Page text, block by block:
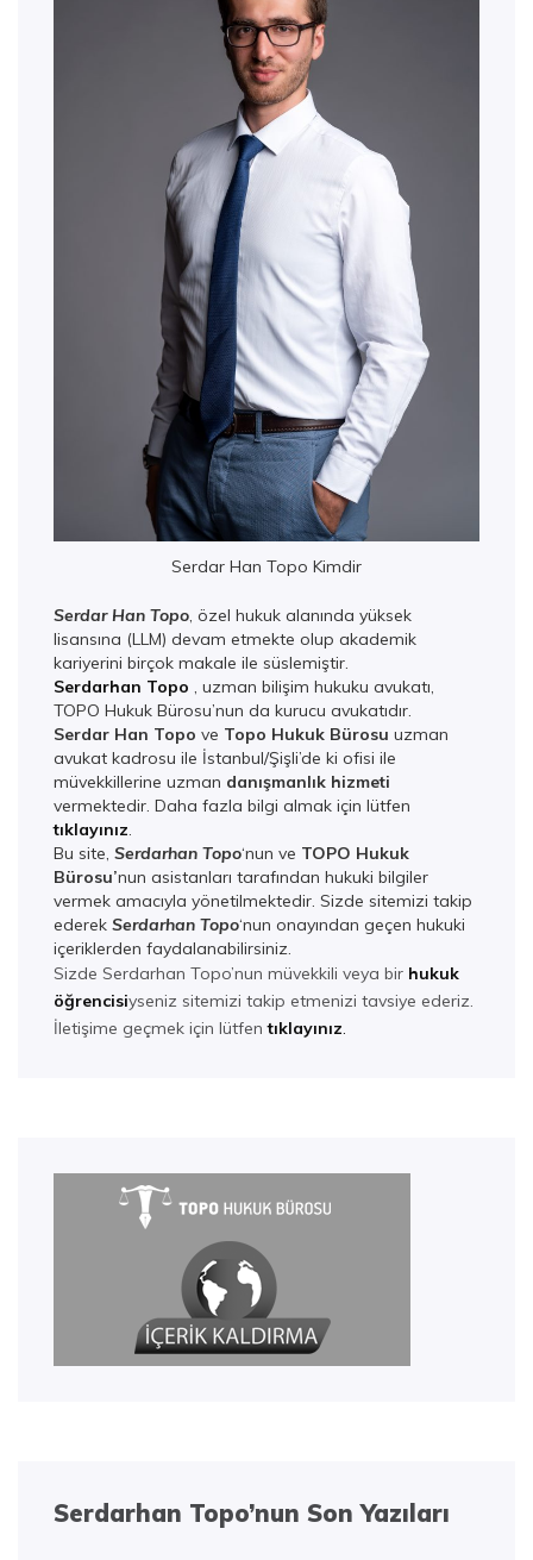
Serdar Han Topo Kimdir
Serdar Han Topo, özel hukuk alanında yüksek
lisansına (LLM) devam etmekte olup akademik
kariyerini birçok makale ile süslemiştir.
Serdarhan Topo , uzman bilişim hukuku avukatı,
TOPO Hukuk Bürosu’nun da kurucu avukatıdır.
Serdar Han Topo ve Topo Hukuk Bürosu uzman
avukat kadrosu ile İstanbul/Şişli’de ki ofisi ile
müvekkillerine uzman danışmanlık hizmeti
vermektedir. Daha fazla bilgi almak için lütfen
tıklayınız.
Bu site, Serdarhan Topo‘nun ve TOPO Hukuk
Bürosu’nun asistanları tarafından hukuki bilgiler
vermek amacıyla yönetilmektedir. Sizde sitemizi takip
ederek Serdarhan Topo‘nun onayından geçen hukuki
içeriklerden faydalanabilirsiniz.
Sizde Serdarhan Topo’nun müvekkili veya bir hukuk
öğrencisiyseniz sitemizi takip etmenizi tavsiye ederiz.
İletişime geçmek için lütfentıklayınız.
Serdarhan Topo’nun Son Yazıları